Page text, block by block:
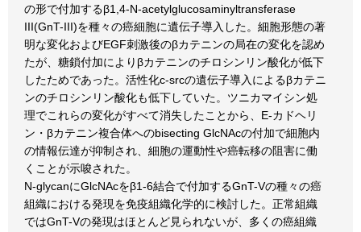
の形で付加するβ1,4-N-acetylglucosaminyltransferase
III(GnT-III)を種々の癌細胞に遺伝子導入した。細胞形態の著
明な変化およびEGF刺激後のβカテニンの局在の変化を認め
たが、糖鎖付加によりβカテニンのチロシンリン酸化が低下
したためであった。活性化c-srcの遺伝子導入によるβカテニ
ンのチロシンリン酸化も低下していた。ツニカマイシン処
理でこれらの変化がすべて消失したことから、E-カドヘリ
ン・βカテニン複合体へのbisecting GlcNAcの付加で細胞内
の情報伝達が抑制され、細胞の運動性や癌転移の阻害に働
くことが示唆された。
N-glycanにGlcNAcをβ1-6結合で付加するGnT-Vの種々の癌
組織における発現を免疫組織化学的に検討した。正常組織
ではGnT-Vの発現はほとんど見られないが、多くの癌組織